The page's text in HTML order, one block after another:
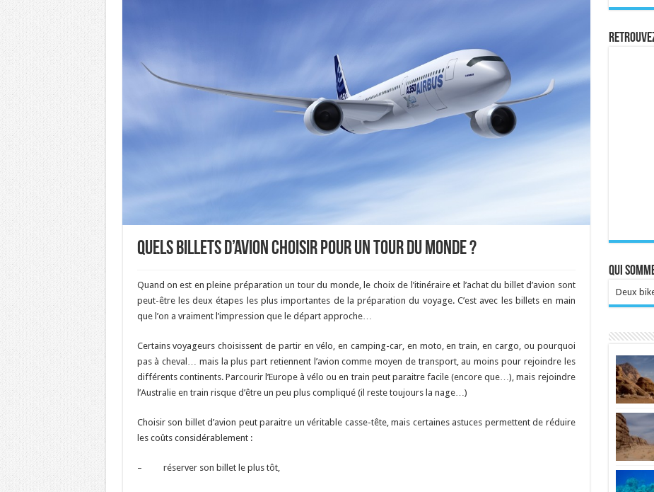
Quels billets d’avion choisir pour un tour du monde ?
Quand on est en pleine préparation un tour du monde, le choix de l’itinéraire et l’achat du billet d’avion sont
peut-être les deux étapes les plus importantes de la préparation du voyage. C’est avec les billets en main
que l’on a vraiment l’impression que le départ approche…
Certains voyageurs choisissent de partir en vélo, en camping-car, en moto, en train, en cargo, ou pourquoi
pas à cheval… mais la plus part retiennent l’avion comme moyen de transport, au moins pour rejoindre les
différents continents. Parcourir l’Europe à vélo ou en train peut paraitre facile (encore que…), mais rejoindre
l’Australie en train risque d’être un peu plus compliqué (il reste toujours la nage…)
Choisir son billet d’avion peut paraitre un véritable casse-tête, mais certaines astuces permettent de réduire
les coûts considérablement :
– réserver son billet le plus tôt,
Qui
Deux